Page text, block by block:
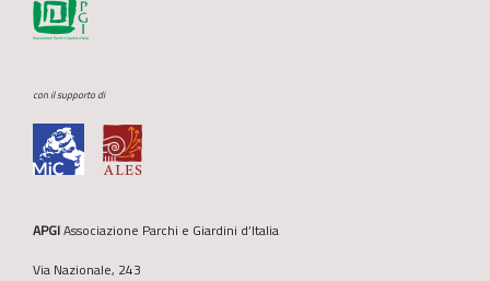
con il supporto di
APGIAssociazione Parchi e Giardini d’Italia
Via Nazionale, 243